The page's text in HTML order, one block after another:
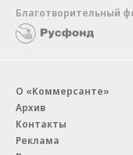
Благотворительный
О «Коммерсанте»
Архив
Контакты
Реклама